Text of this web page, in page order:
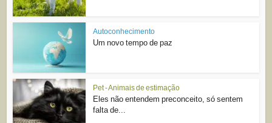
Autoconhecimento
Um novo tempo de paz
Pet - Animais de estimação
Eles não entendem preconceito, só sentem
falta de...